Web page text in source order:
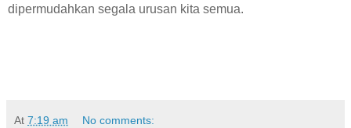
dipermudahkan segala urusan kita semua.
At 7:19 am No comments: